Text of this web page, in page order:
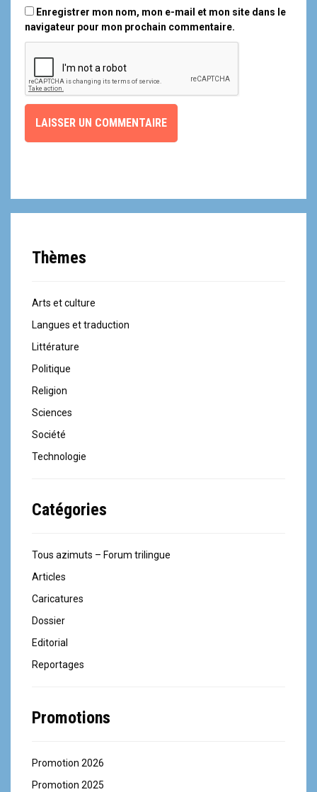
Enregistrer mon nom, mon e-mail et mon site dans le
navigateur pour mon prochain commentaire.
Thèmes
Arts et culture
Langues et traduction
Littérature
Politique
Religion
Sciences
Société
Technologie
Catégories
Tous azimuts – Forum trilingue
Articles
Caricatures
Dossier
Editorial
Reportages
Promotions
Promotion 2026
Promotion 2025